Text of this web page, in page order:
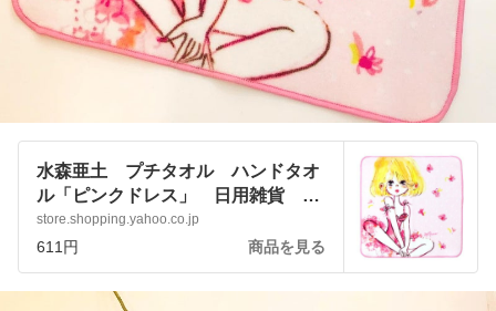
水森亜土 プチタオル ハンドタオ
ル「ピンクドレス」 日用雑貨 あ
どちゃん キャラクターグッズ
:zary0gxcve:アートサロン和錆 - 通
販 - Yahoo!ショッピング
store.shopping.yahoo.co.jp
611円 商品を見る